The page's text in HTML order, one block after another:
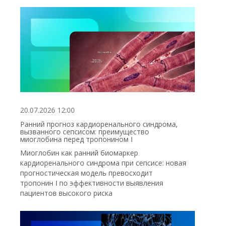
20.07.2026 12:00
Ранний прогноз кардиоренального синдрома,
вызванного сепсисом: преимущество
миоглобина перед тропонином I
Миоглобин как ранний биомаркер
кардиоренального синдрома при сепсисе: новая
прогностическая модель превосходит
тропонин I по эффективности выявления
пациентов высокого риска